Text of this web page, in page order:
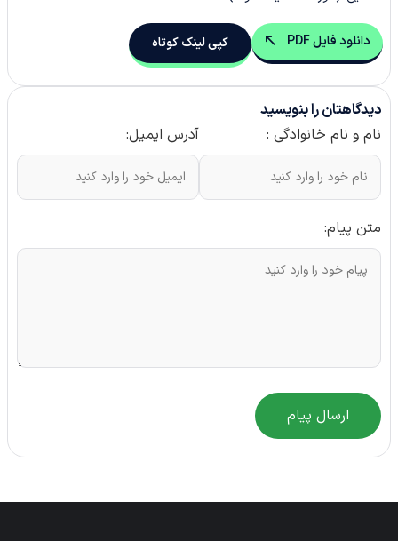
دانلود فایل PDF کپی لینک کوتاه
دیدگاهتان را بنویسید
نام و نام خانوادگی :
آدرس ایمیل:
متن پیام:
ارسال پیام